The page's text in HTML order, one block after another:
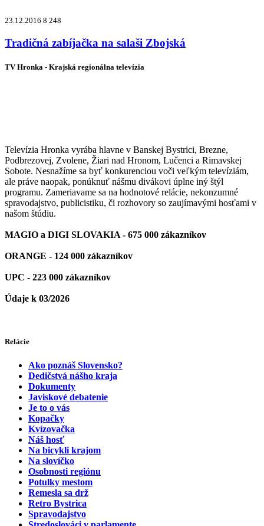
23.12.2016 8 248
Tradičná zabíjačka na salaši Zbojská
TV Hronka - Krajská regionálna televízia
Televízia Hronka vyrába hlavne v Banskej Bystrici, Brezne,
Podbrezovej, Zvolene, Žiari nad Hronom, Lučenci a Rimavskej
Sobote. Nesnažíme sa byť konkurenciou voči veľkým televíziám,
ale práve naopak, ponúknuť nášmu divákovi úplne iný štýl
programu. Zameriavame sa na hodnotové relácie, nekonzumné
spravodajstvo, publicistiku, či rozhovory so zaujímavými hosťami v
našom štúdiu.
MAGIO a DIGI SLOVAKIA - 675 000 zákazníkov
ORANGE - 124 000 zákazníkov
UPC - 223 000 zákazníkov
Údaje k 03/2026
Relácie
Ako poznáš Slovensko?
Dedičstvá nášho kraja
Dokumenty
Javiskové debatenie
Je to o vás
Kopačky
Kvízovačka
Náš hosť
Na bicykli krajom
Na slovíčko
Osobnosti regiónu
Potulky mestom
Remesla sa drž
Retro Bystrica
Spravodajstvo